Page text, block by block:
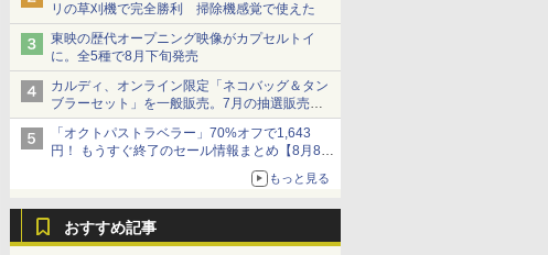
リの草刈機で完全勝利 掃除機感覚で使えた
東映の歴代オープニング映像がカプセルトイ
に。全5種で8月下旬発売
カルディ、オンライン限定「ネコバッグ＆タン
ブラーセット」を一般販売。7月の抽選販売の
当選無効分
「オクトパストラベラー」70%オフで1,643
円！ もうすぐ終了のセール情報まとめ【8月8日
ニンテンドーeショップでは「大神 絶景版」が
もっと見る
おすすめ記事